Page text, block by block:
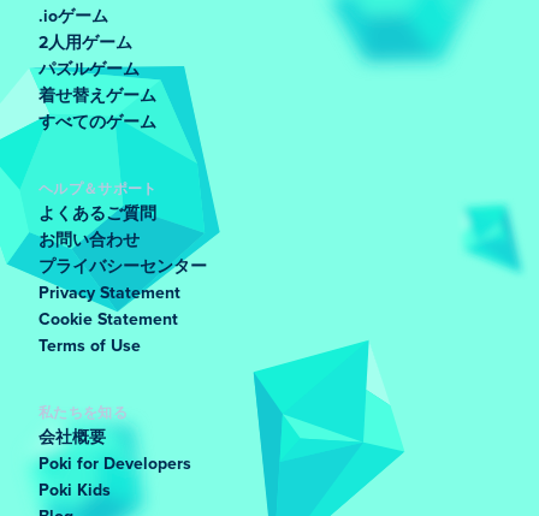
.ioゲーム
2人用ゲーム
パズルゲーム
着せ替えゲーム
すべてのゲーム
ヘルプ＆サポート
よくあるご質問
お問い合わせ
プライバシーセンター
Privacy Statement
Cookie Statement
Terms of Use
私たちを知る
会社概要
Poki for Developers
Poki Kids